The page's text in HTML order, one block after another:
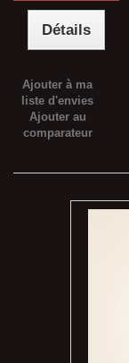
Détails
Ajouter à ma
liste d'envies
Ajouter au
comparateur